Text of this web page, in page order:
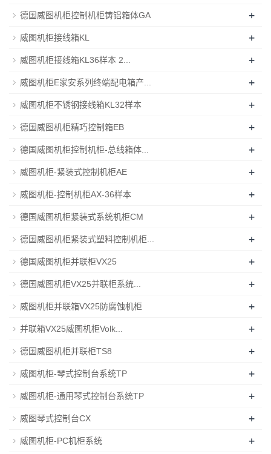
德国威图机柜控制机柜铸铝箱体GA +
威图机柜接线箱KL +
威图机柜接线箱KL36样本 2... +
威图机柜E家安系列终端配电箱产... +
威图机柜不锈钢接线箱KL32样本 +
德国威图机柜精巧控制箱EB +
德国威图机柜控制机柜-总线箱体... +
威图机柜-紧装式控制机柜AE +
威图机柜-控制机柜AX-36样本 +
德国威图机柜紧装式系统机柜CM +
德国威图机柜紧装式塑料控制机柜... +
德国威图机柜并联柜VX25 +
德国威图机柜VX25并联柜系统... +
威图机柜并联箱VX25防腐蚀机柜 +
并联箱VX25威图机柜Volk... +
德国威图机柜并联柜TS8 +
威图机柜-琴式控制台系统TP +
威图机柜-通用琴式控制台系统TP +
威图琴式控制台CX +
威图机柜-PC机柜系统 +